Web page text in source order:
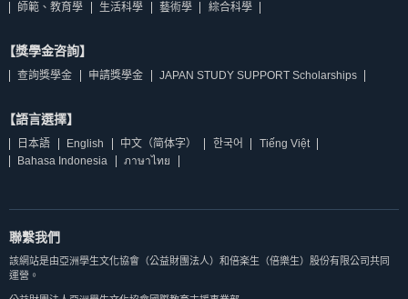
師範、教育學
生活科學 藝術學 綜合科學
【獎學金咨詢】
查詢獎學金 申請獎學金 JAPAN STUDY SUPPORT Scholarships
【語言選擇】
日本語 English 中文（简体字） 한국어
Tiếng Việt
Bahasa Indonesia
ภาษาไทย
聯繫我們
該網站是由亞洲學生文化協會（公益財團法人）和倍楽生（倍樂生）股份有限公司共同
運營。